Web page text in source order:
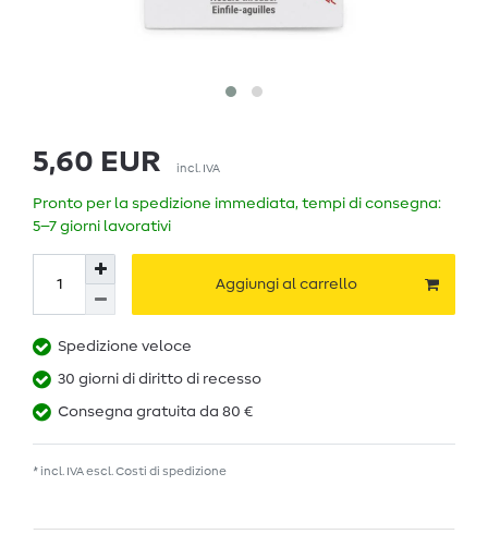
5,60 EUR incl. IVA
Pronto per la spedizione immediata, tempi di consegna:
5–7 giorni lavorativi
Aggiungi al carrello
Spedizione veloce
30 giorni di diritto di recesso
Consegna gratuita da 80 €
* incl. IVA escl.Costi di spedizione